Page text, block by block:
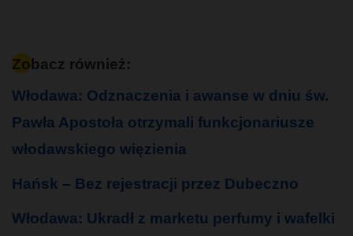
Zobacz również:
Włodawa: Odznaczenia i awanse w dniu św.
Pawła Apostoła otrzymali funkcjonariusze
włodawskiego więzienia
Hańsk – Bez rejestracji przez Dubeczno
Włodawa: Ukradł z marketu perfumy i wafelki